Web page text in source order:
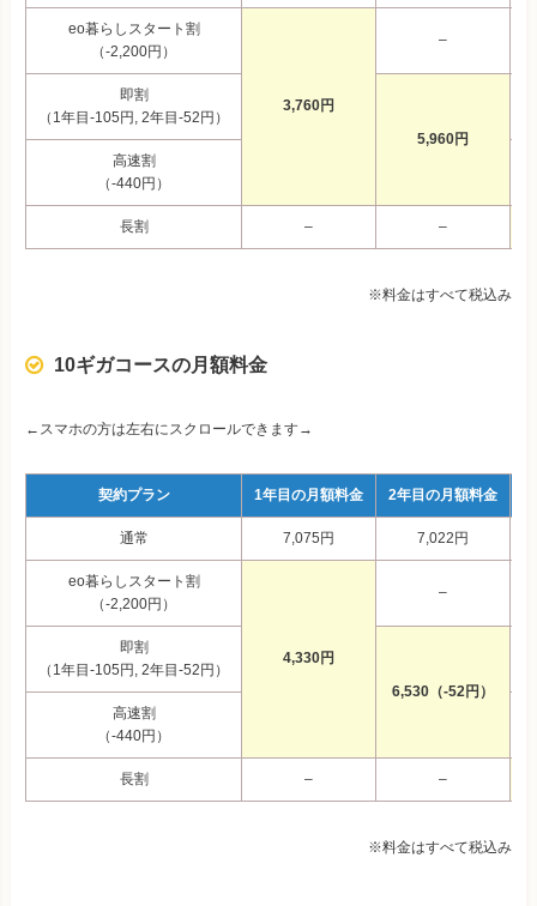
eo暮らしスタート割
（-2,200円）
3,760円
–
即割
（1年目-105円, 2年目-52円）
5,960円
高速割
（-440円）
長割 – –
※料金はすべて税込み
10ギガコースの月額料金
←スマホの方は左右にスクロールできます→
契約プラン 1年目の月額料金 2年目の月額料金
通常 7,075円 7,022円
eo暮らしスタート割
（-2,200円）
4,330円
–
即割
（1年目-105円, 2年目-52円）
6,530（-52円）
高速割
（-440円）
長割 – –
※料金はすべて税込み